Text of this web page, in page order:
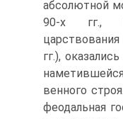
абсолютной
90-х гг.,
гг.),
венного
феодальная